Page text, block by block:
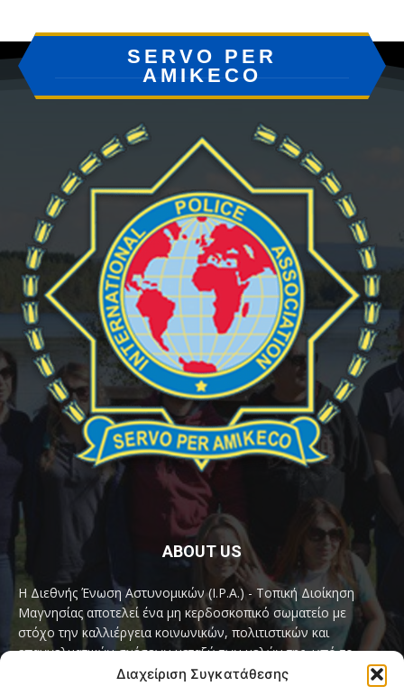
Διαχείριση Συγκατάθεσης
SERVO PER
AMIKECO
ABOUT US
Η Διεθνής Ένωση Αστυνομικών (I.P.A.) - Τοπική Διοίκηση
Μαγνησίας αποτελεί ένα μη κερδοσκοπικό σωματείο με
στόχο την καλλιέργεια κοινωνικών, πολιτιστικών και
επαγγελματικών σχέσεων μεταξύ των μελών της, υπό το
παγκόσμιο σύνθημα «Servo per Amikeco» (Υπηρετώ δια της